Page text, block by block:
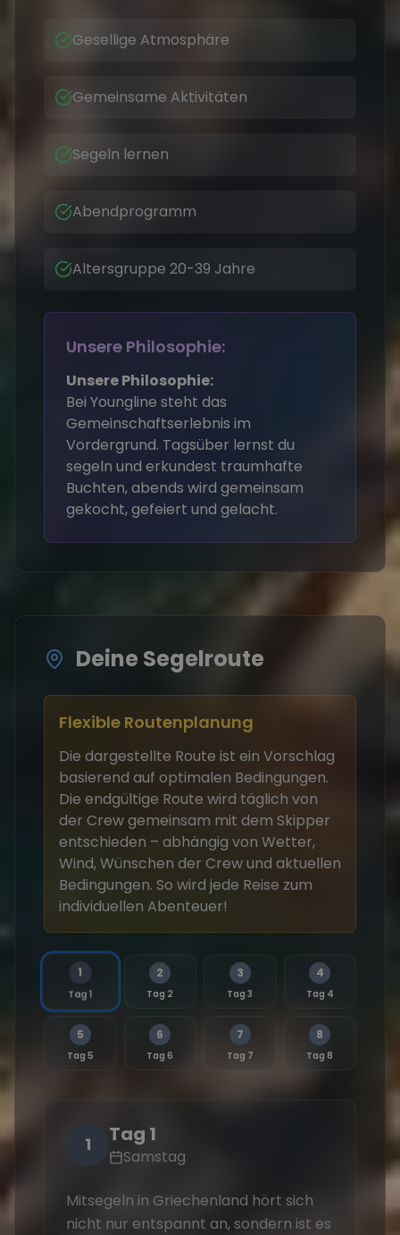
Gesellige Atmosphäre
Gemeinsame Aktivitäten
Segeln lernen
Abendprogramm
Altersgruppe 20-39 Jahre
Unsere Philosophie:
Unsere Philosophie:
Bei Youngline steht das
Gemeinschaftserlebnis im
Vordergrund. Tagsüber lernst du
segeln und erkundest traumhafte
Buchten, abends wird gemeinsam
gekocht, gefeiert und gelacht.
Deine Segelroute
Flexible Routenplanung
Die dargestellte Route ist ein Vorschlag
basierend auf optimalen Bedingungen.
Die endgültige Route wird täglich von
der Crew gemeinsam mit dem Skipper
entschieden – abhängig von Wetter,
Wind, Wünschen der Crew und aktuellen
Bedingungen. So wird jede Reise zum
individuellen Abenteuer!
1
Tag 1
2
Tag 2
3
Tag 3
4
Tag 4
5
Tag 5
6
Tag 6
7
Tag 7
8
Tag 8
1 Tag 1
Samstag
Mitsegeln in Griechenland hört sich
nicht nur entspannt an, sondern ist es